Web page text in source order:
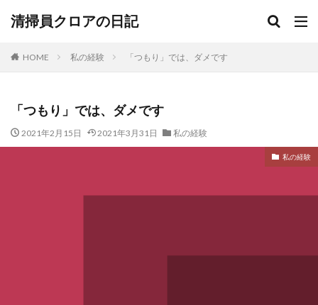
清掃員クロアの日記
HOME 私の経験 「つもり」では、ダメです
「つもり」では、ダメです
2021年2月15日 2021年3月31日 私の経験
私の経験